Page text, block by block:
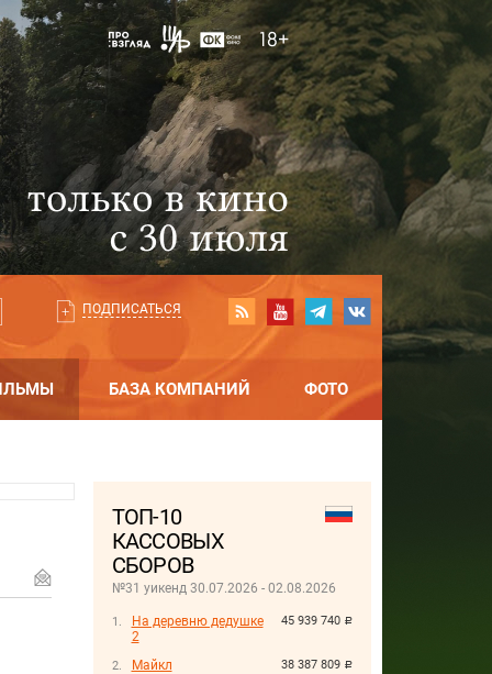
ПОДПИСАТЬСЯ
БАЗА КОМПАНИЙ ФОТО
ТОП-10
КАССОВЫХ
СБОРОВ
№31 уикенд 30.07.2026 - 02.08.2026
45 939 740 руб.
На деревню дедушке
2
38 387 809 руб.
Майкл